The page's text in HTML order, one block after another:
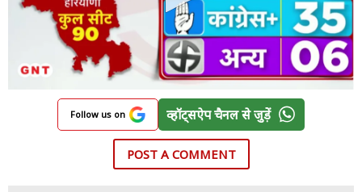
Follow us on व्हॉट्सऐप चैनल से जुड़ें
POST A COMMENT